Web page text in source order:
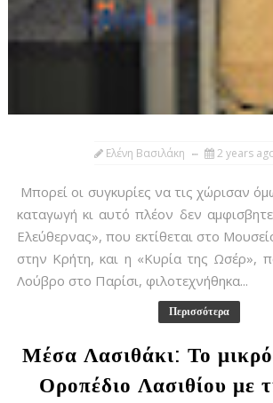
Ελένη Βασιλάκη 2 years
Μπορεί οι συγκυρίες να τις χώρισαν
καταγωγή κι αυτό πλέον δεν
Ελεύθερνας», που εκτίθεται στο
στην Κρήτη, και η «Κυρία της Ωσέρ»,
Λούβρο στο Παρίσι, φιλοτεχνήθηκα...
Περισσότερα
Μέσα Λασιθάκι: Το
Οροπέδιο Λασιθίου με